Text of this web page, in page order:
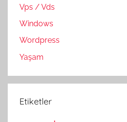
Vps / Vds
Windows
Wordpress
Yaşam
Etiketler